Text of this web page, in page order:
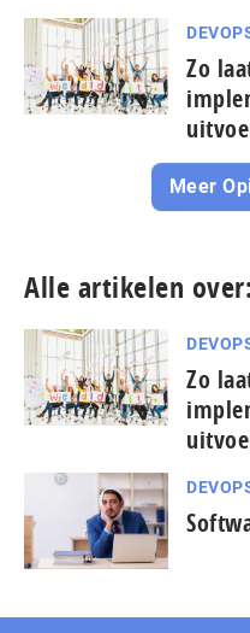
Zo
Meer
Alle artikelen
Zo